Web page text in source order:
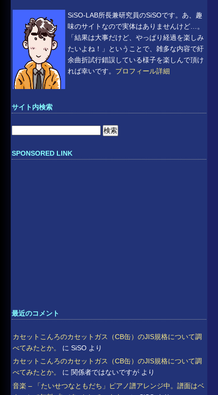
SiSO-LAB所長兼研究員のSiSOです。あ、趣
味のサイトなので実体はありませんけど…。
「結果は大事だけど、やっぱり経過を楽しみ
たいよね！」ということで、雑多な内容で紆
余曲折試行錯誤している様子を楽しんで頂け
れば幸いです。 プロフィール詳細
サイト内検索
SPONSORED LINK
最近のコメント
カセットこんろのカセットガス（CB缶）のJIS規格について調
べてみたとか。
にSiSO より
カセットこんろのカセットガス（CB缶）のJIS規格について調
べてみたとか。
に 関係者ではないですが より
音楽 – 「たいせつなともだち」ピアノ譜アレンジ中。譜面はベ